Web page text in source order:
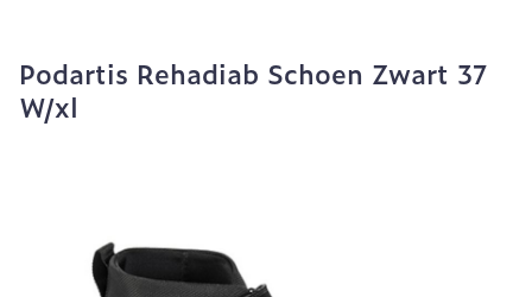
Podartis Rehadiab Schoen Zwart 37
W/xl